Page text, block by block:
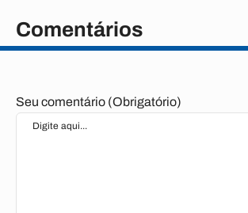
Comentários
Seu comentário (Obrigatório)